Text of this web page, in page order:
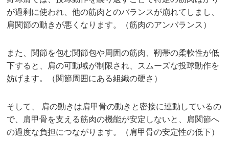
が過剰に使われ、他の筋肉とのバランスが崩れてしまし、
肩関節の動きが悪くなります。（筋肉のアンバランス）
また、関節を包む関節包や周囲の筋肉、靭帯の柔軟性が低
下すると、肩の可動域が制限され、スムーズな投球動作を
妨げます。（関節周囲にある組織の硬さ）
そして、 肩の動きは肩甲骨の動きと密接に連動しているの
で、肩甲骨を支える筋肉の機能が安定しないと、肩関節へ
の過度な負担につながります。（肩甲骨の安定性の低下）